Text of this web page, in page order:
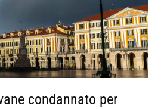
condannato per